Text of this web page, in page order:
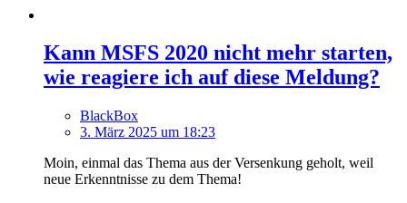
Kann MSFS 2020 nicht mehr starten,
wie reagiere ich auf diese Meldung?
BlackBox
3. März 2025 um 18:23
Moin, einmal das Thema aus der Versenkung geholt, weil
neue Erkenntnisse zu dem Thema!